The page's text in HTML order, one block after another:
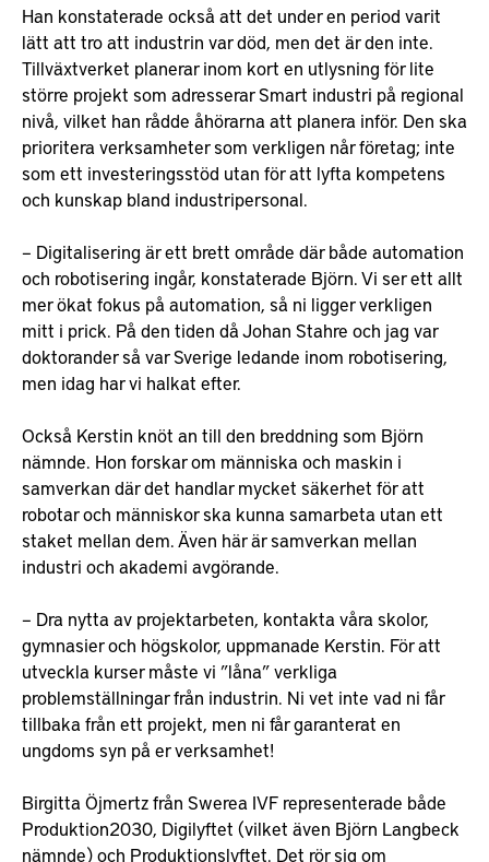
Han konstaterade också att det under en period varit
lätt att tro att industrin var död, men det är den inte.
Tillväxtverket planerar inom kort en utlysning för lite
större projekt som adresserar Smart industri på regional
nivå, vilket han rådde åhörarna att planera inför. Den ska
prioritera verksamheter som verkligen når företag; inte
som ett investeringsstöd utan för att lyfta kompetens
och kunskap bland industripersonal.
– Digitalisering är ett brett område där både automation
och robotisering ingår, konstaterade Björn. Vi ser ett allt
mer ökat fokus på automation, så ni ligger verkligen
mitt i prick. På den tiden då Johan Stahre och jag var
doktorander så var Sverige ledande inom robotisering,
men idag har vi halkat efter.
Också Kerstin knöt an till den breddning som Björn
nämnde. Hon forskar om människa och maskin i
samverkan där det handlar mycket säkerhet för att
robotar och människor ska kunna samarbeta utan ett
staket mellan dem. Även här är samverkan mellan
industri och akademi avgörande.
– Dra nytta av projektarbeten, kontakta våra skolor,
gymnasier och högskolor, uppmanade Kerstin. För att
utveckla kurser måste vi ”låna” verkliga
problemställningar från industrin. Ni vet inte vad ni får
tillbaka från ett projekt, men ni får garanterat en
ungdoms syn på er verksamhet!
Birgitta Öjmertz från Swerea IVF representerade både
Produktion2030, Digilyftet (vilket även Björn Langbeck
nämnde) och Produktionslyftet. Det rör sig om